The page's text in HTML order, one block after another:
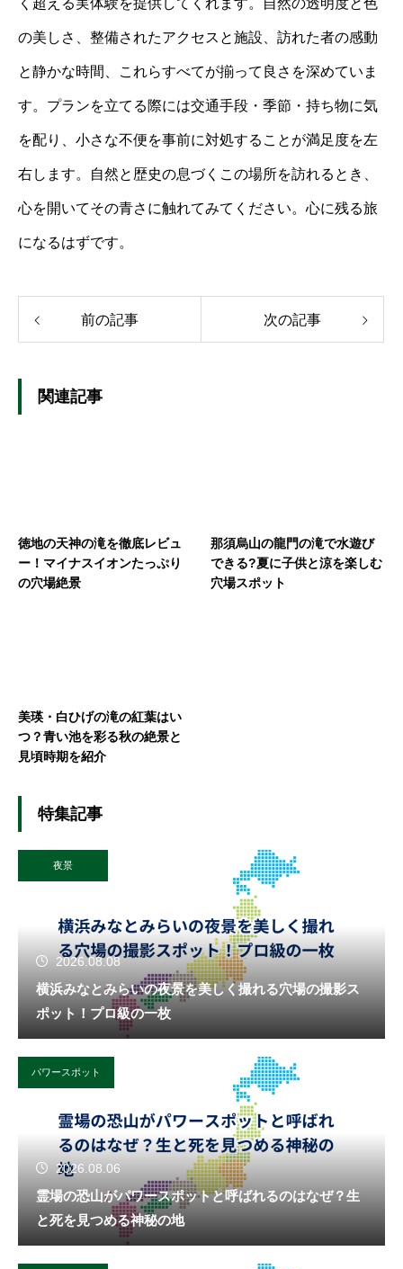
く超える実体験を提供してくれます。自然の透明度と色
の美しさ、整備されたアクセスと施設、訪れた者の感動
と静かな時間、これらすべてが揃って良さを深めていま
す。プランを立てる際には交通手段・季節・持ち物に気
を配り、小さな不便を事前に対処することが満足度を左
右します。自然と歴史の息づくこの場所を訪れるとき、
心を開いてその青さに触れてみてください。心に残る旅
になるはずです。
前の記事 次の記事
関連記事
徳地の天神の滝を徹底レビュ
ー！マイナスイオンたっぷり
の穴場絶景
那須烏山の龍門の滝で水遊び
できる?夏に子供と涼を楽しむ
穴場スポット
美瑛・白ひげの滝の紅葉はい
つ？青い池を彩る秋の絶景と
見頃時期を紹介
特集記事
夜景
2026.08.08
横浜みなとみらいの夜景を美しく撮れる穴場の撮影ス
ポット！プロ級の一枚
パワースポット
2026.08.06
霊場の恐山がパワースポットと呼ばれるのはなぜ？生
と死を見つめる神秘の地